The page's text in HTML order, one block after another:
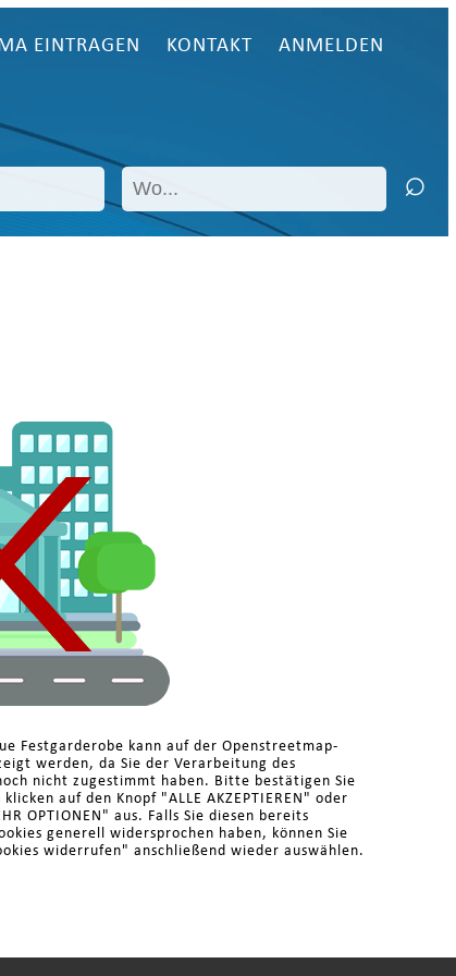
EINTRAGEN KONTAKT ANMELDEN
Festgarderobe kann auf der Openstreetmap-
werden, da Sie der Verarbeitung des
nicht zugestimmt haben. Bitte bestätigen Sie
auf den Knopf "ALLE AKZEPTIEREN" oder
OPTIONEN" aus. Falls Sie diesen bereits
generell widersprochen haben, können Sie
widerrufen" anschließend wieder auswählen.